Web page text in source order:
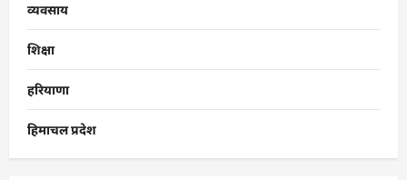
व्यवसाय
शिक्षा
हरियाणा
हिमाचल प्रदेश